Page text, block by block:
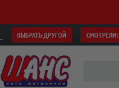
ВЫБРАТЬ ДРУГОЙ СМОТРЕЛИ: